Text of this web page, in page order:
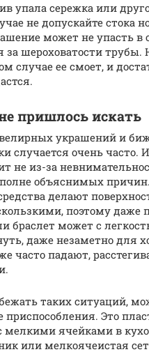
упала сережка или
не допускайте стока
может не упасть в
за шероховатости трубы.
случае ее смоет, и
пришлось искать
украшений и
случается очень часто.
не из-за
объяснимых
делают
поэтому даже
браслет может с
даже незаметно для
часто падают,
таких ситуаций,
приспособления. Это
мелкими ячейками в
или мелкоячеистая